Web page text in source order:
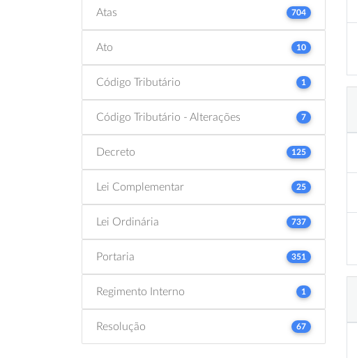
Atas 704
Ato 10
Código Tributário 1
Código Tributário - Alterações 7
Decreto 125
Lei Complementar 25
Lei Ordinária 737
Portaria 351
Regimento Interno 1
Resolução 67